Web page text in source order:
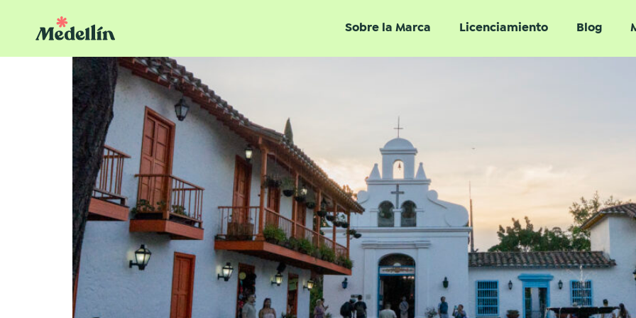
Sobre la Marca Licenciamiento Blog
Pueblito Paisa: 48 años de berraquera tallada en el